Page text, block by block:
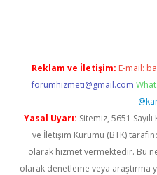
Reklam ve İletişim: E-mail:
forumhizmeti@gmail.com
Yasal Uyarı: Sitemiz, 5651
ve İletişim Kurumu (BTK)
olarak hizmet vermektedir. Bu
olarak denetleme veya araştırma